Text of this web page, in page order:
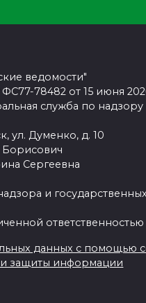
ведомости"
78482 от 15 июня
служба по
ул. Думенко, д. 10
Борисович
Сергеевна
и
данных с помощью
защиты информации